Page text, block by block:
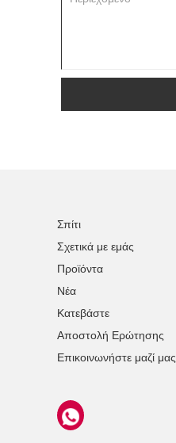
Σπίτι
Σχετικά με εμάς
Προϊόντα
Νέα
Κατεβάστε
Αποστολή Ερώτησης
Επικοινωνήστε μαζί μας